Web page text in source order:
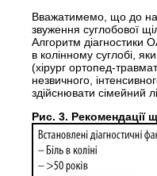
Вважатимемо, що до нас
звуження суглобової
Алгоритм діагностики
в колінному суглобі,
(хірург ортопед-
незвичного,
здійснювати сімейний
Рис. 3. Рекомендації